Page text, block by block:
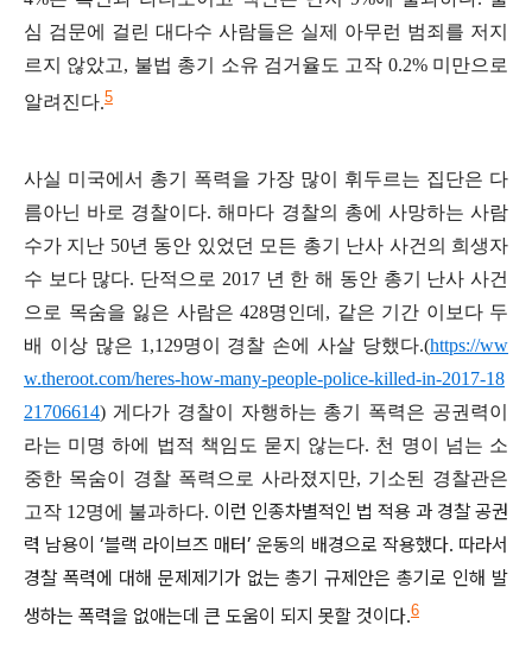
심 검문에 걸린 대다수 사람들은 실제 아무런 범죄를 저지
르지 않았고, 불법 총기 소유 검거율도 고작 0.2% 미만으로
알려진다.5
사실 미국에서 총기 폭력을 가장 많이 휘두르는 집단은 다
름아닌 바로 경찰이다.해마다 경찰의 총에 사망하는 사람
수가 지난 50년 동안 있었던 모든 총기 난사 사건의 희생자
수 보다 많다. 단적으로 2017 년 한 해 동안 총기 난사 사건
으로 목숨을 잃은 사람은 428명인데 , 같은 기간 이보다 두
배 이상 많은 1,129명이 경찰 손에 사살 당했다.(https://ww
w.theroot.com/heres-how-many-people-police-killed-in-2017-18
21706614) 게다가 경찰이 자행하는 총기 폭력은 공권력이
라는 미명 하에 법적 책임도 묻지 않는다. 천 명이 넘는 소
중한 목숨이 경찰 폭력으로 사라졌지만, 기소된 경찰관은
고작 12명에 불과하다. 이런 인종차별적인 법 적용 과 경찰 공권
력 남용이 ‘블랙 라이브즈 매터’ 운동의 배경으로 작용했다. 따라서
경찰 폭력에 대해 문제제기가 없는 총기 규제안은 총기로 인해 발
생하는 폭력을 없애는데 큰 도움이 되지 못할 것이다.6